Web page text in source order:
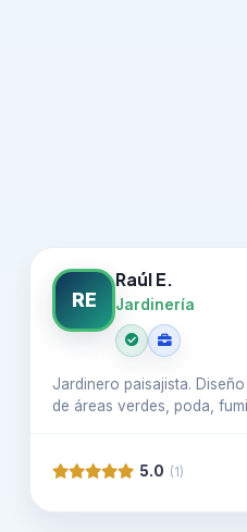
RE
Raúl E.
Jardinería
Jardinero paisajista.
de áreas verdes, poda,
5.0 (1)